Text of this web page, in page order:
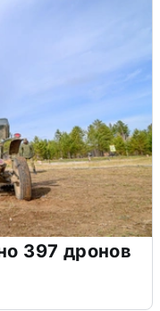
397 дронов